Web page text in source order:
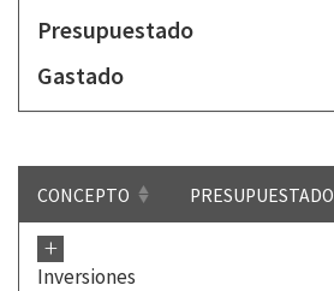
Presupuestado
Gastado
CONCEPTO PRESUPUESTADO
+
Inversiones